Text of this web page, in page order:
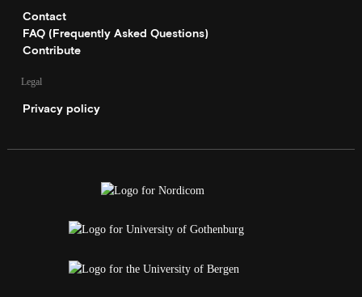
Contact
FAQ (Frequently Asked Questions)
Contribute
Legal
Privacy policy